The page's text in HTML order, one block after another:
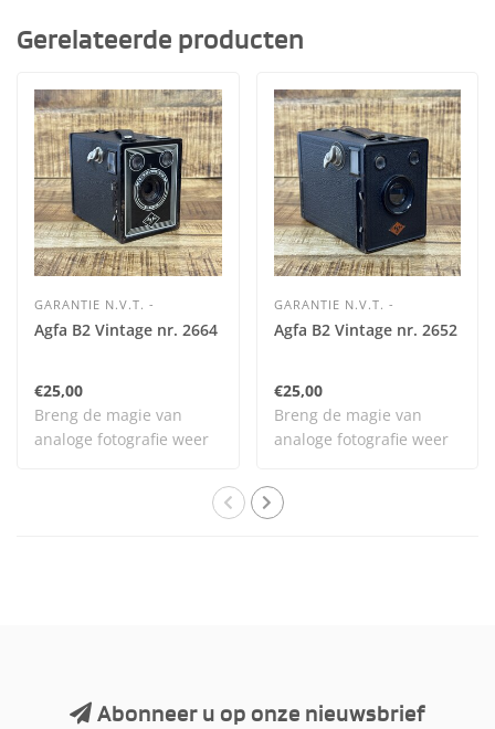
Gerelateerde producten
GARANTIE N.V.T. -
Agfa B2 Vintage nr. 2664
€25,00
Breng de magie van
analoge fotografie weer
GARANTIE N.V.T. -
Agfa B2 Vintage nr. 2652
€25,00
Breng de magie van
analoge fotografie weer
Abonneer u op onze nieuwsbrief